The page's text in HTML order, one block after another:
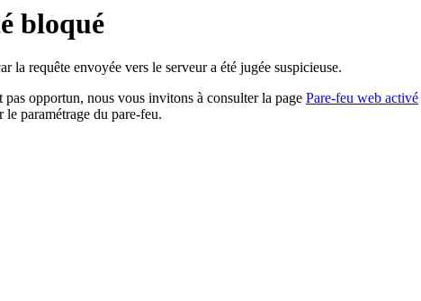
bloqué
la requête envoyée vers le serveur a été jugée suspicieuse.
opportun, nous vous invitons à consulter la page Pare-feu web activé
paramétrage du pare-feu.